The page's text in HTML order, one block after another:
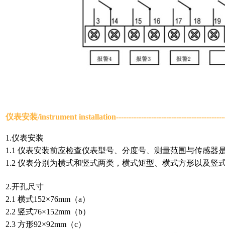
仪表安装/instrument installation
1.仪表安装
1.1 仪表安装前应检查仪表型号、分度号、测量范围与传感器
1.2 仪表分别为横式和竖式两类，横式矩型、横式方形以及竖
2.开孔尺寸
2.1 横式152×76mm（a）
2.2 竖式76×152mm（b）
2.3 方形92×92mm（c）